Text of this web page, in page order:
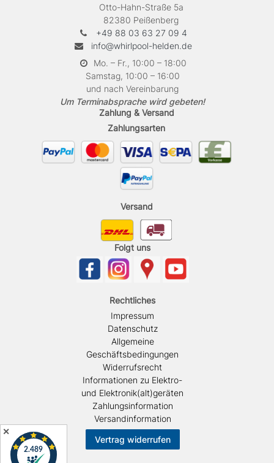
Otto-Hahn-Straße 5a
82380 Peißenberg
+49 88 03 63 27 09 4
info@whirlpool-helden.de
Mo. – Fr., 10:00 – 18:00
Samstag, 10:00 – 16:00
und nach Vereinbarung
Um Terminabsprache wird gebeten!
Zahlung & Versand
Zahlungsarten
Versand
Folgt uns
Rechtliches
Impressum
Datenschutz
Allgemeine
Geschäftsbedingungen
Widerrufsrecht
Informationen zu Elektro-
und Elektronik(alt)geräten
Zahlungsinformation
Versandinformation
Vertrag widerrufen
✕